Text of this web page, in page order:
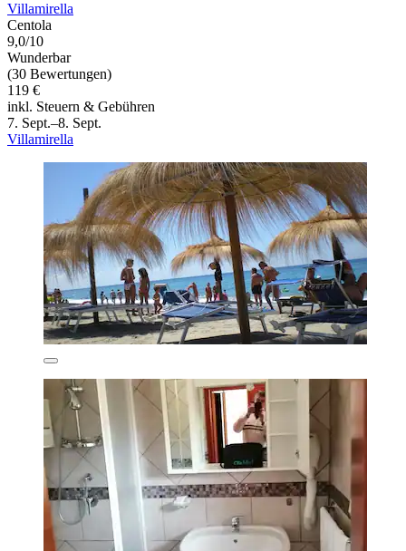
Villamirella
Centola
9,0/10
Wunderbar
(30 Bewertungen)
119 €
inkl. Steuern & Gebühren
7. Sept.–8. Sept.
Villamirella